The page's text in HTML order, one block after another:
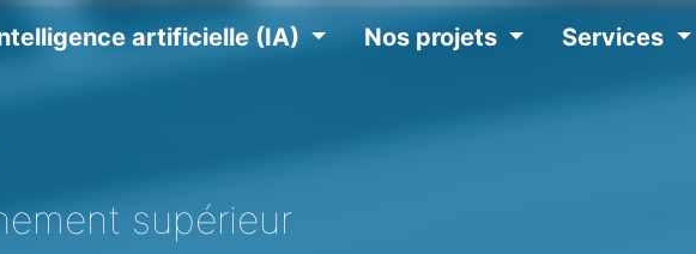
artificielle (IA) Nos projets Services
supérieur